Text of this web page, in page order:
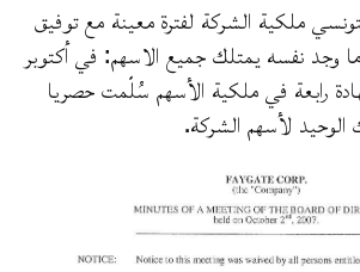
ملكية الشركة لفترة معينة مع توفيق
وجد نفسه يمتلك جميع الاسهم: في أكتوبر
شهادة رابعة في ملكية الأسهم سُلّمت حصريا
لأسهم الشركة.